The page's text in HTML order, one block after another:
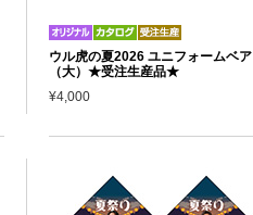
ウル虎の夏2026 ユニフォームベア
（大）★受注生産品★
¥4,000